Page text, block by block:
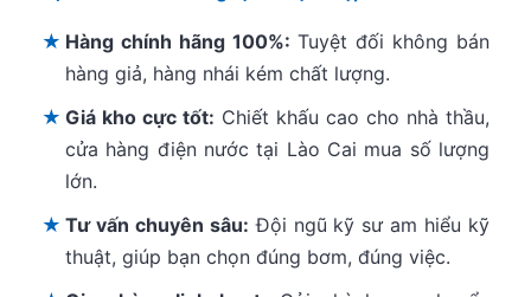
★ Hàng chính hãng 100%: Tuyệt đối không bán
hàng giả, hàng nhái kém chất lượng.
★ Giá kho cực tốt: Chiết khấu cao cho nhà thầu,
cửa hàng điện nước tại Lào Cai mua số lượng
lớn.
★ Tư vấn chuyên sâu: Đội ngũ kỹ sư am hiểu kỹ
thuật, giúp bạn chọn đúng bơm, đúng việc.